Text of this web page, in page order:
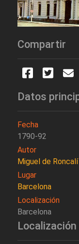
Compartir
Datos
Fecha
1790-92
Autor
Miguel de Roncalí
Lugar
Barcelona
Localización
Barcelona
Localización